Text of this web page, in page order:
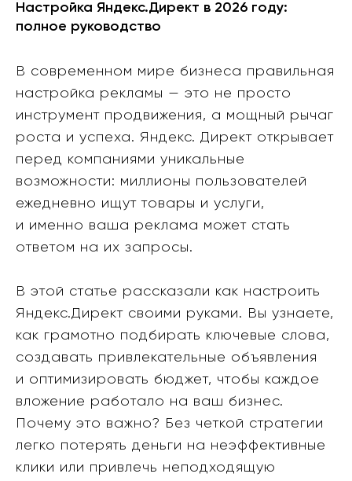
Настройка Яндекс.Директ в 2026 году:
полное руководство
В современном мире бизнеса правильная
настройка рекламы — это не просто
инструмент продвижения, а мощный рычаг
роста и успеха. Яндекс. Директ открывает
перед компаниями уникальные
возможности: миллионы пользователей
ежедневно ищут товары и услуги,
и именно ваша реклама может стать
ответом на их запросы.
В этой статье рассказали как настроить
Яндекс.Директ своими руками. Вы узнаете,
как грамотно подбирать ключевые слова,
создавать привлекательные объявления
и оптимизировать бюджет, чтобы каждое
вложение работало на ваш бизнес.
Почему это важно? Без четкой стратегии
легко потерять деньги на неэффективные
клики или привлечь неподходящую